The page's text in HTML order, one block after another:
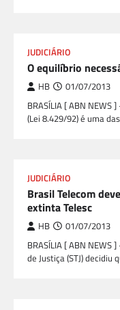
JUDICIÁRIO
O equilíbrio
HB 01/07/2013
BRASÍLIA [ ABN
(Lei 8.429/92) é uma
JUDICIÁRIO
Brasil Telecom
extinta Telesc
HB 01/07/2013
BRASÍLIA [ ABN
de Justiça (STJ) decidiu